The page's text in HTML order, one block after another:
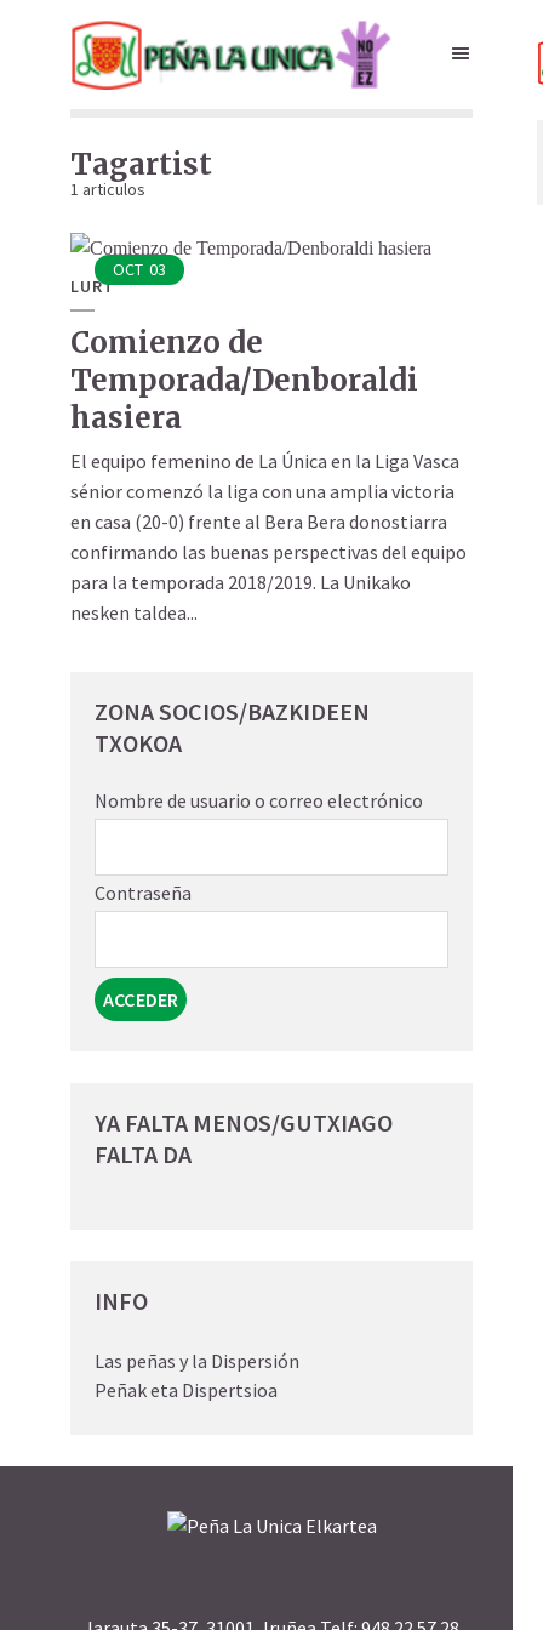
Tagartist
1 articulos
OCT 03
LURT
Comienzo de
Temporada/Denboraldi
hasiera
El equipo femenino de La Única en la Liga Vasca
sénior comenzó la liga con una amplia victoria
en casa (20-0) frente al Bera Bera donostiarra
confirmando las buenas perspectivas del equipo
para la temporada 2018/2019. La Unikako
nesken taldea...
ZONA SOCIOS/BAZKIDEEN
TXOKOA
Nombre de usuario o correo electrónico
Contraseña
YA FALTA MENOS/GUTXIAGO
FALTA DA
INFO
Las peñas y la Dispersión
Peñak eta Dispertsioa